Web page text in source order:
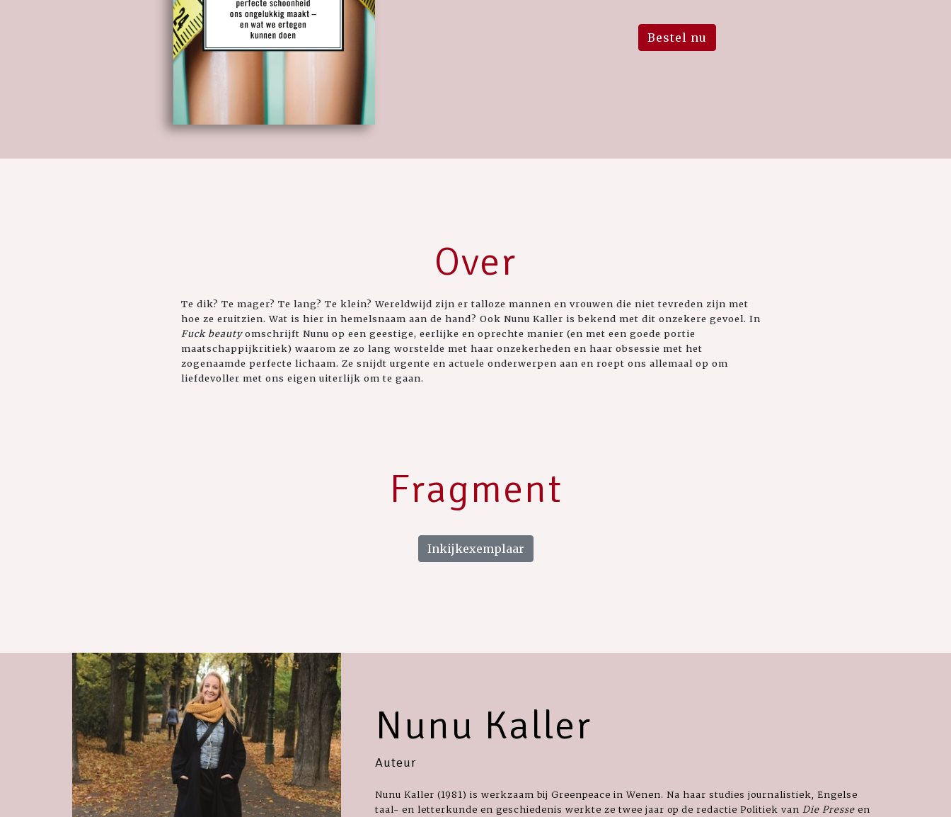
Bestel nu
Over
Te dik? Te mager? Te lang? Te klein? Wereldwijd zijn er talloze mannen en vrouwen die niet tevreden zijn met
hoe ze eruitzien. Wat is hier in hemelsnaam aan de hand? Ook Nunu Kaller is bekend met dit onzekere gevoel. In
Fuck beautyomschrijft Nunu op een geestige, eerlijke en oprechte manier (en met een goede portie
maatschappijkritiek) waarom ze zo lang worstelde met haar onzekerheden en haar obsessie met het
zogenaamde perfecte lichaam. Ze snijdt urgente en actuele onderwerpen aan en roept ons allemaal op om
liefdevoller met ons eigen uiterlijk om te gaan.
Fragment
Inkijkexemplaar
Nunu Kaller
Auteur
Nunu Kaller (1981) is werkzaam bij Greenpeace in Wenen. Na haar studies journalistiek, Engelse
taal- en letterkunde en geschiedenis werkte ze twee jaar op de redactie Politiek van Die Presse en